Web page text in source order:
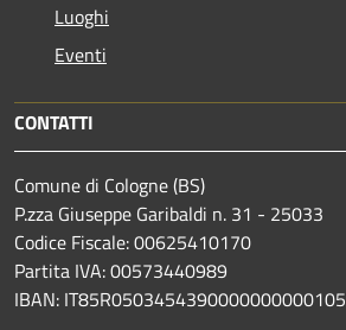
Luoghi
Eventi
CONTATTI
Comune di Cologne (BS)
P.zza Giuseppe Garibaldi n. 31 - 25033
Codice Fiscale: 00625410170
Partita IVA: 00573440989
IBAN: IT85R0503454390000000000105